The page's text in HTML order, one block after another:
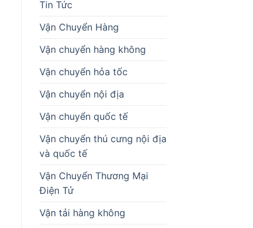
Tin Tức
Vận Chuyển Hàng
Vận chuyển hàng không
Vận chuyển hỏa tốc
Vận chuyển nội địa
Vận chuyển quốc tế
Vận chuyển thú cưng nội địa
và quốc tế
Vận Chuyển Thương Mại
Điện Tử
Vận tải hàng không